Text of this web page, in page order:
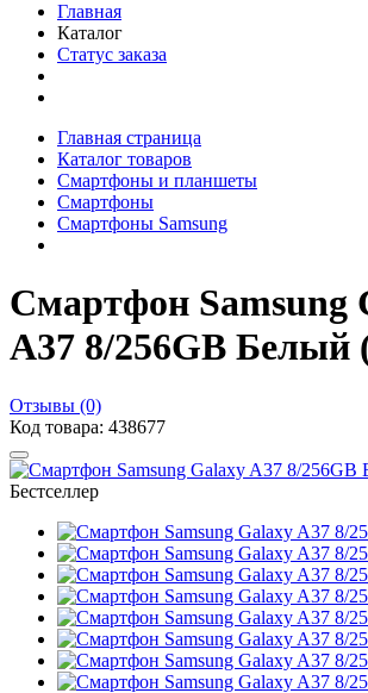
Главная
Каталог
Статус заказа
Главная страница
Каталог товаров
Смартфоны и планшеты
Смартфоны
Смартфоны Samsung
Смартфон Samsung
A37 8/256GB Белый
Отзывы (0)
Код товара: 438677
Бестселлер